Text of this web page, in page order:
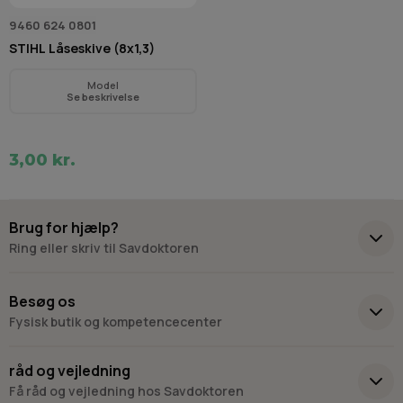
9460 624 0801
STIHL Låseskive (8x1,3)
Model
Se beskrivelse
3,00 kr.
Brug for hjælp?
Ring eller skriv til Savdoktoren
Besøg os
Fysisk butik og kompetencecenter
9400 Nørresundby
råd og vejledning
Få råd og vejledning hos Savdoktoren